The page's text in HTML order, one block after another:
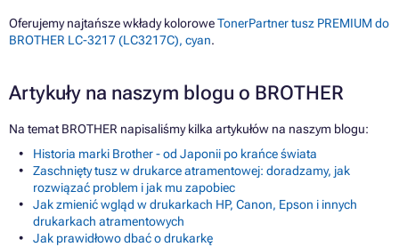
Oferujemy najtańsze wkłady koloroweTonerPartner tusz PREMIUM do
BROTHER LC-3217 (LC3217C), cyan.
Artykuły na naszym blogu o BROTHER
Na temat BROTHER napisaliśmy kilka artykułów na naszym blogu:
Historia marki Brother - od Japonii po krańce świata
Zaschnięty tusz w drukarce atramentowej: doradzamy, jak
rozwiązać problem i jak mu zapobiec
Jak zmienić wgląd w drukarkach HP, Canon, Epson i innych
drukarkach atramentowych
Jak prawidłowo dbać o drukarkę